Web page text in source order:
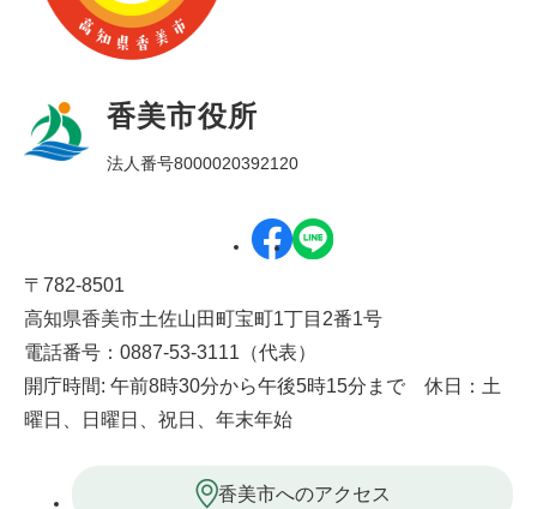
香美市役所
法人番号8000020392120
〒782-8501
高知県香美市土佐山田町宝町1丁目2番1号
電話番号：0887-53-3111（代表）
開庁時間: 午前8時30分から午後5時15分まで 休日：土
曜日、日曜日、祝日、年末年始
香美市へのアクセス